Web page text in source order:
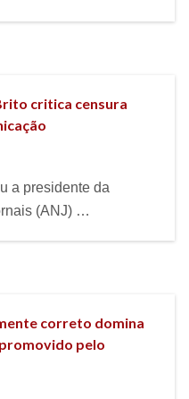
critica censura
a presidente da
(ANJ) …
correto domina
pelo